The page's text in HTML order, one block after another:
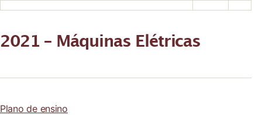
2021 – Máquinas Elétricas
Plano de ensino